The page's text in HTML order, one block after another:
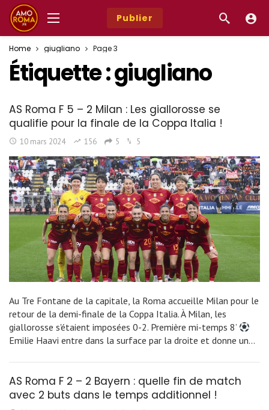
Publier
Home giugliano Page 3
Étiquette :giugliano
AS Roma F 5 – 2 Milan : Les giallorosse se
qualifie pour la finale de la Coppa Italia !
10 mars 2024 156 5 5
Au Tre Fontane de la capitale, la Roma accueille Milan pour le
retour de la demi-finale de la Coppa Italia. À Milan, les
giallorosse s'étaient imposées 0-2. Première mi-temps 8’
Emilie Haavi entre dans la surface par la droite et donne un…
AS Roma F 2 – 2 Bayern : quelle fin de match
avec 2 buts dans le temps additionnel !